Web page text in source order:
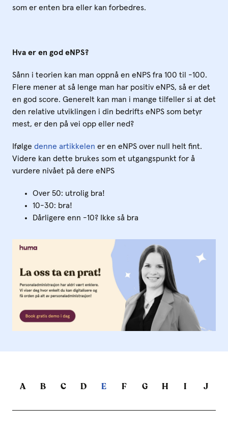
som er enten bra eller kan forbedres.
Hva er en god eNPS?
Sånn i teorien kan man oppnå en eNPS fra 100 til -100.
Flere mener at så lenge man har positiv eNPS, så er det
en god score. Generelt kan man i mange tilfeller si at det
den relative utviklingen i din bedrifts eNPS som betyr
mest, er den på vei opp eller ned?
Ifølge denne artikkelen er en eNPS over null helt fint.
Videre kan dette brukes som et utgangspunkt for å
vurdere nivået på dere eNPS
Over 50: utrolig bra!
10-30: bra!
Dårligere enn -10? Ikke så bra
A B C D E F G H I J